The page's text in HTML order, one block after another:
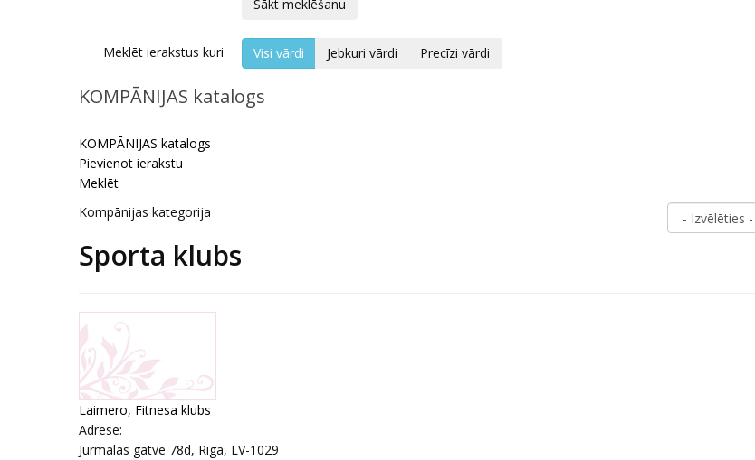
Sākt meklēšanu
Meklēt ierakstus kuri Visi vārdi Jebkuri vārdi Precīzi vārdi
KOMPĀNIJAS katalogs
KOMPĀNIJAS katalogs
Pievienot ierakstu
Meklēt
Kompānijas kategorija
Sporta klubs
Laimero, Fitnesa klubs
Adrese:
Jūrmalas gatve 78d, Rīga, LV-1029